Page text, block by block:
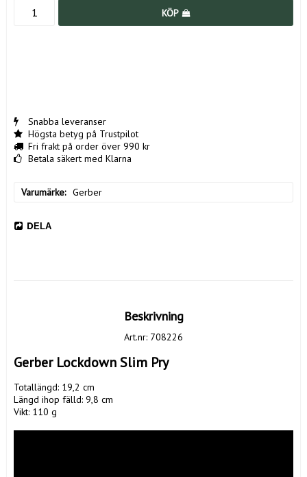
KÖP
Snabba leveranser
Högsta betyg på Trustpilot
Fri frakt på order över 990 kr
Betala säkert med Klarna
Varumärke Gerber
DELA
Beskrivning
Art.nr: 708226
Gerber Lockdown Slim Pry
Totallängd: 19,2 cm
Längd ihop fälld: 9,8 cm
Vikt: 110 g